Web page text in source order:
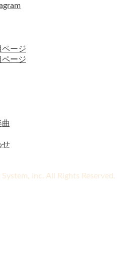
ページ
ページ
せ
Inc. All Rights Reserved.